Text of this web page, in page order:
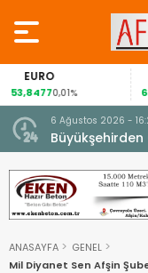
EURO
53,84770,01%
6 Ağustos 2026 -
Kurtarma
ANASAYFA
GENEL
Mil Diyanet Sen Afşin